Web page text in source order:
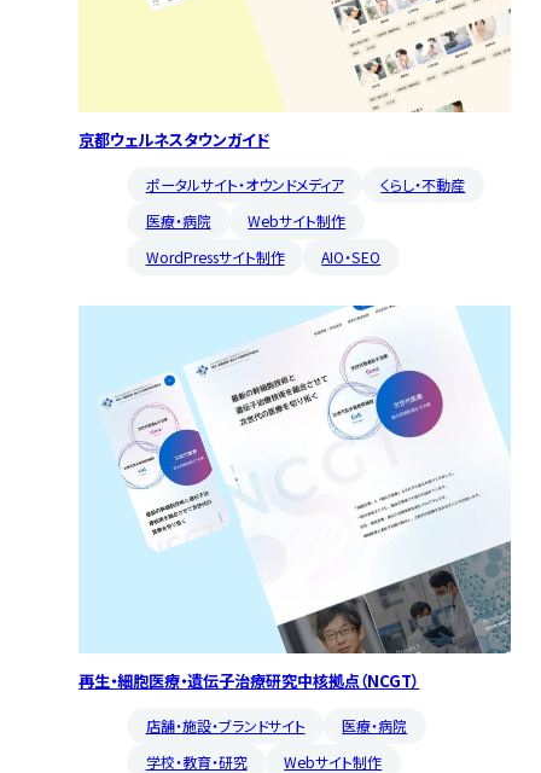
京都ウェルネスタウンガイド
ポータルサイト・オウンドメディア
くらし・不動産
医療・病院
Webサイト制作
WordPressサイト制作
AIO・SEO
再生・細胞医療・遺伝子治療研究中核拠点（NCGT）
店舗・施設・ブランドサイト
医療・病院
学校・教育・研究
Webサイト制作